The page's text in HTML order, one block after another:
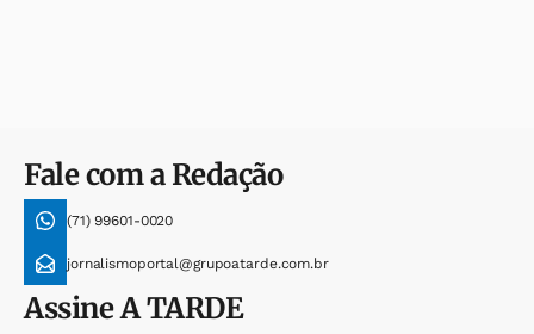
Fale com a Redação
(71) 99601-0020
jornalismoportal@grupoatarde.com.br
AssineA TARDE